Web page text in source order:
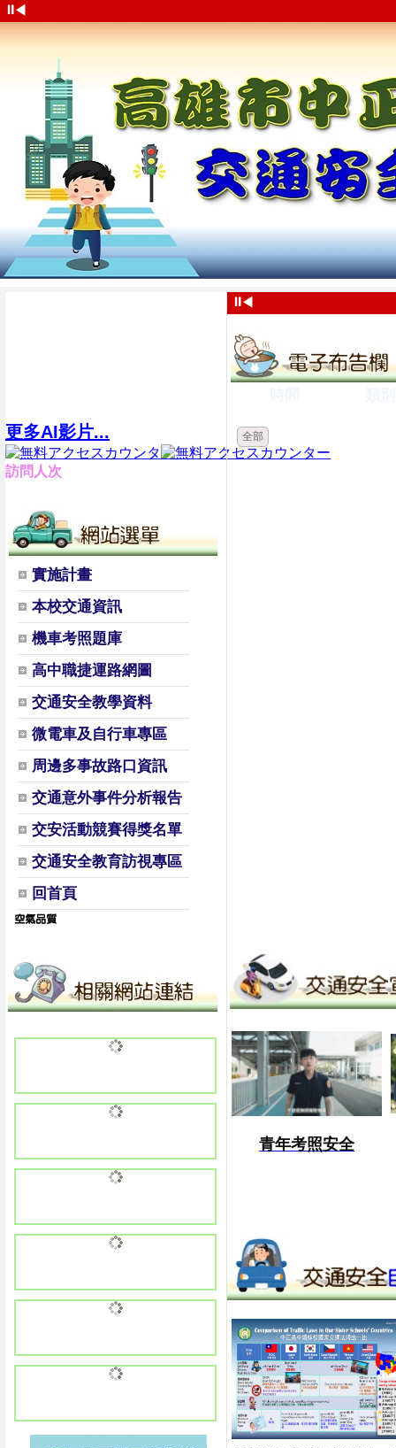
⏸◀
更多AI影片...
訪問人次
實施計畫
本校交通資訊
機車考照題庫
高中職捷運路網圖
交通安全教學資料
微電車及自行車專區
周邊多事故路口資訊
交通意外事件分析報告
交安活動競賽得獎名單
交通安全教育訪視專區
回首頁
⏸◀
全部
青年考照安全